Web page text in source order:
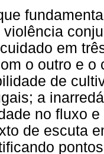
violência
em
o outro e
de
a
no fluxo
de escuta